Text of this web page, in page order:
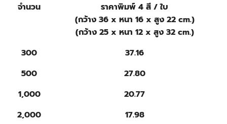
จำนวน
ราคาพิมพ์ 4 สี / ใบ
(กว้าง 36 x หนา 16 x สูง 22 cm.)
(กว้าง 25 x หนา 12 x สูง 32 cm.)
300
37.16
500
27.80
1,000
20.77
2,000
17.98